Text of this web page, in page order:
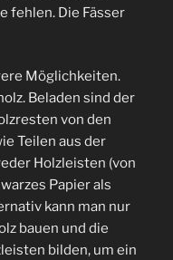
fehlen. Die Fässer
Möglichkeiten.
Beladen sind der
von den
Teilen aus der
Holzleisten (von
Papier als
kann man nur
bauen und die
bilden, um ein